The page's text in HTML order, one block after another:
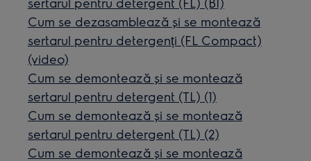
Cum se dezasamblează și se montează
sertarul pentru detergenți (FL Compact)
(video)
Cum se demontează și se montează
sertarul pentru detergent (TL) (1)
Cum se demontează și se montează
sertarul pentru detergent (TL) (2)
Cum se demontează și se montează